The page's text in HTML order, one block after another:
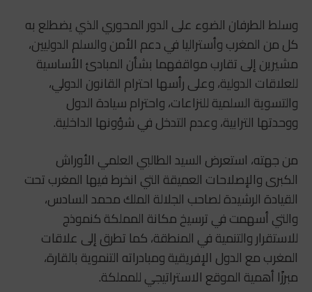
وسلط الطرفان الضوء على الدور المحوري الذي يضطلع به
كل من المغرب وأستراليا في دعم الأمن والسلم الدوليين،
مشيرين إلى تقارب مواقفهما بشأن المبادئ الأساسية
للعلاقات الدولية، وعلى رأسها احترام القانون الدولي،
والتسوية السلمية للنزاعات، واحترام سيادة الدول
ووحدتها الترابية، وعدم التدخل في شؤونها الداخلية.
من جهته، استعرض السيد الطالبي العلمي الأوراش
الكبرى والإصلاحات العميقة التي انخرط فيها المغرب تحت
القيادة الرشيدة لصاحب الجلالة الملك محمد السادس،
والتي أسهمت في ترسيخ مكانة المملكة كنموذج
للاستقرار والتنمية في المنطقة، كما تطرق إلى علاقات
المغرب مع الدول الإفريقية ومبادراته التنموية بالقارة،
مبرزًا أهمية الموقع الاستراتيجي للمملكة.